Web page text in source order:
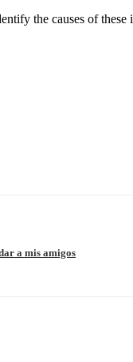
the causes of
a mis amigos